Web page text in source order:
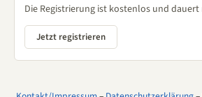
Die Registrierung ist kostenlos und
Jetzt registrieren